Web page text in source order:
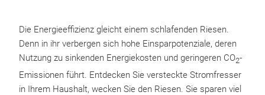
Die Energieeffizienz gleicht einem schlafenden Riesen.
Denn in ihr verbergen sich hohe Einsparpotenziale, deren
Nutzung zu sinkenden Energiekosten und geringeren CO2-
Emissionen führt. Entdecken Sie versteckte Stromfresser
in Ihrem Haushalt, wecken Sie den Riesen. Sie sparen viel